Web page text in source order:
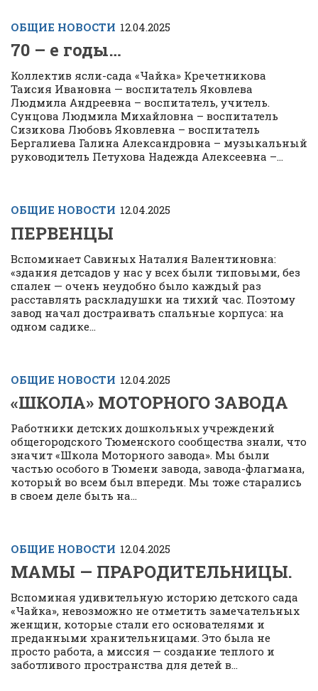
ОБЩИЕ НОВОСТИ 12.04.2025
70 – е годы…
Коллектив ясли-сада «Чайка» Кречетникова
Таисия Ивановна — воспитатель Яковлева
Людмила Андреевна – воспитатель, учитель.
Сунцова Людмила Михайловна – воспитатель
Сизикова Любовь Яковлевна – воспитатель
Бергалиева Галина Александровна – музыкальный
руководитель Петухова Надежда Алексеевна –...
ОБЩИЕ НОВОСТИ 12.04.2025
ПЕРВЕНЦЫ
Вспоминает Савиных Наталия Валентиновна:
«здания детсадов у нас у всех были типовыми, без
спален — очень неудобно было каждый раз
расставлять раскладушки на тихий час. Поэтому
завод начал достраивать спальные корпуса: на
одном садике...
ОБЩИЕ НОВОСТИ 12.04.2025
«ШКОЛА» МОТОРНОГО ЗАВОДА
Работники детских дошкольных учреждений
общегородского Тюменского сообщества знали, что
значит «Школа Моторного завода». Мы были
частью особого в Тюмени завода, завода-флагмана,
который во всем был впереди. Мы тоже старались
в своем деле быть на...
ОБЩИЕ НОВОСТИ 12.04.2025
МАМЫ — ПРАРОДИТЕЛЬНИЦЫ.
Вспоминая удивительную историю детского сада
«Чайка», невозможно не отметить замечательных
женщин, которые стали его основателями и
преданными хранительницами. Это была не
просто работа, а миссия — создание теплого и
заботливого пространства для детей в...